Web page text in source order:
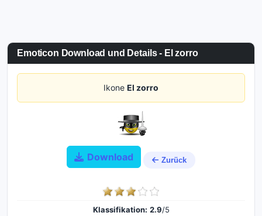
Emoticon Download und Details - El zorro
Ikone El zorro
Download Zurück
Klassifikation: 2.9/5